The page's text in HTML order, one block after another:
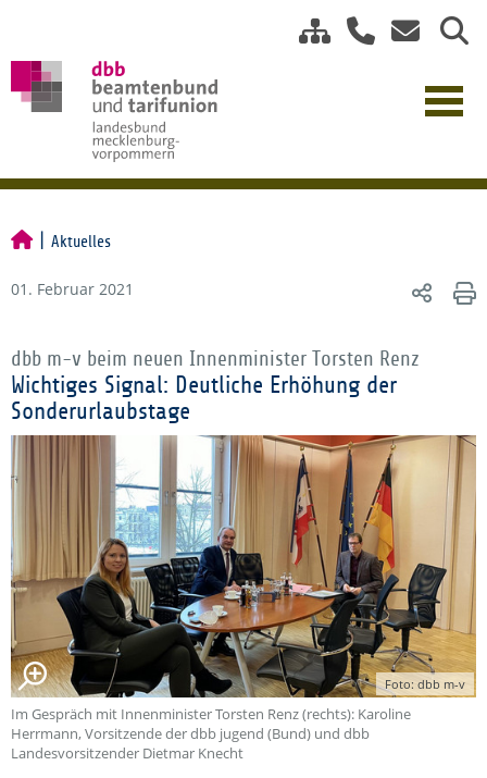
Aktuelles
01. Februar 2021
dbb m-v beim neuen Innenminister Torsten Renz
Wichtiges Signal: Deutliche Erhöhung der
Sonderurlaubstage
Foto: dbb m-v
Im Gespräch mit Innenminister Torsten Renz (rechts): Karoline
Herrmann, Vorsitzende der dbb jugend (Bund) und dbb
Landesvorsitzender Dietmar Knecht